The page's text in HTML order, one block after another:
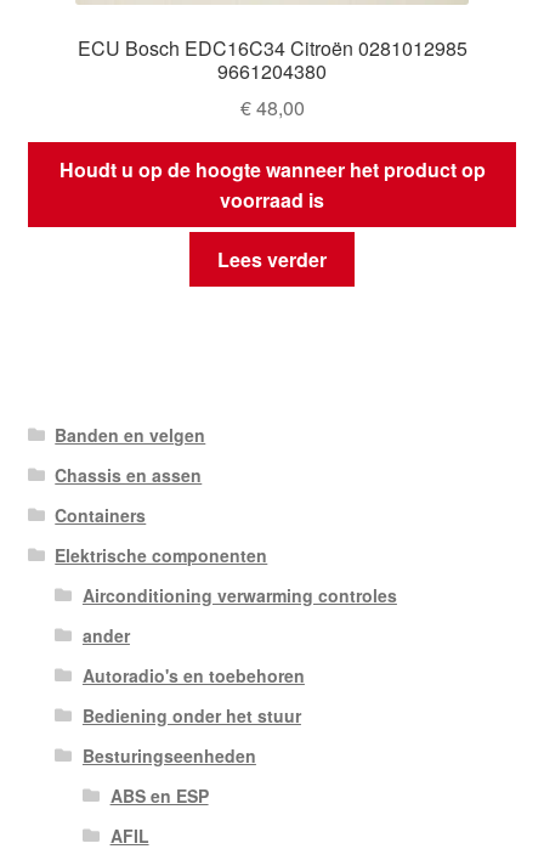
ECU Bosch EDC16C34 Citroën 0281012985
9661204380
€48,00
Houdt u op de hoogte wanneer het product op
voorraad is
Lees verder
Banden en velgen
Chassis en assen
Containers
Elektrische componenten
Airconditioning verwarming controles
ander
Autoradio's en toebehoren
Bediening onder het stuur
Besturingseenheden
ABS en ESP
AFIL